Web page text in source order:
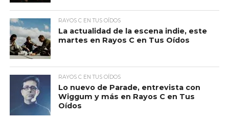
RAYOS C EN TUS OÍDOS
La actualidad de la escena indie, este
martes en Rayos C en Tus Oídos
RAYOS C EN TUS OÍDOS
Lo nuevo de Parade, entrevista con
Wiggum y más en Rayos C en Tus
Oídos